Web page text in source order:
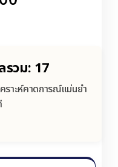
รวม: 17
าะห์คาดการณ์แม่นยำ